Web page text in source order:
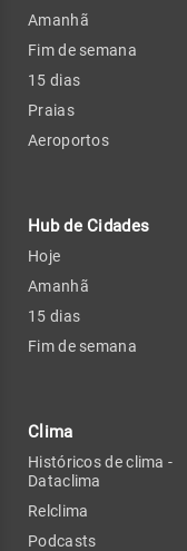
Amanhã
Fim de semana
15 dias
Praias
Aeroportos
Hub de Cidades
Hoje
Amanhã
15 dias
Fim de semana
Clima
Históricos de clima -
Dataclima
Relclima
Podcasts